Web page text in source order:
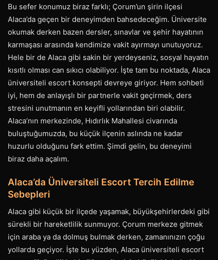
Bu sefer konumuz biraz farklı; Çorum’un şirin ilçesi
Alaca’da geçen bir deneyimden bahsedeceğim. Üniversite
okumak derken bazen dersler, sınavlar ve şehir hayatının
karmaşası arasında kendimize vakit ayırmayı unutuyoruz.
Hele bir de Alaca gibi sakin bir yerdeyseniz, sosyal hayatın
kısıtlı olması can sıkıcı olabiliyor. İşte tam bu noktada, Alaca
üniversiteli escort konsepti devreye giriyor. Hem sohbeti
iyi, hem de anlayışlı bir partnerle vakit geçirmek, ders
stresini unutmanın en keyifli yollarından biri olabilir.
Alaca’nın merkezinde, Hıdırlık Mahallesi civarında
buluştuğumuzda, bu küçük ilçenin aslında ne kadar
huzurlu olduğunu fark ettim. Şimdi gelin, bu deneyimi
biraz daha açalım.
Alaca’da Üniversiteli Escort Tercih Edilme
Sebepleri
Alaca gibi küçük bir ilçede yaşamak, büyükşehirlerdeki gibi
sürekli bir hareketlilik sunmuyor. Çorum merkeze gitmek
için araba ya da dolmuş bulmak derken, zamanınızın çoğu
yollarda geçiyor. İşte bu yüzden, Alaca üniversiteli escort